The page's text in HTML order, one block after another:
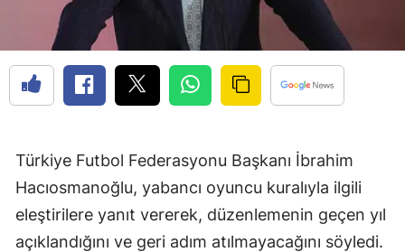
Erzurum
Eskişehir
Gaziantep
Gümüşhane
Hakkari
Hatay
Türkiye Futbol Federasyonu Başkanı İbrahim
Hacıosmanoğlu, yabancı oyuncu kuralıyla ilgili
eleştirilere yanıt vererek, düzenlemenin geçen yıl
açıklandığını ve geri adım atılmayacağını söyledi.